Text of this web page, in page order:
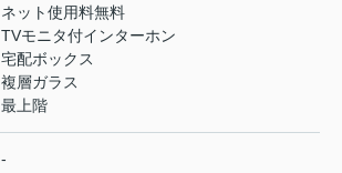
ネット使用料無料
TVモニタ付インターホン
宅配ボックス
複層ガラス
最上階
-